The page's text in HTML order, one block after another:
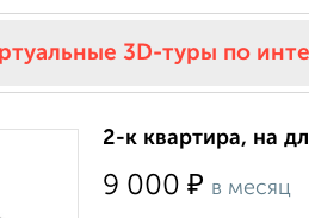
3D-туры по
2-к квартира, на
9 000 ₽ в месяц